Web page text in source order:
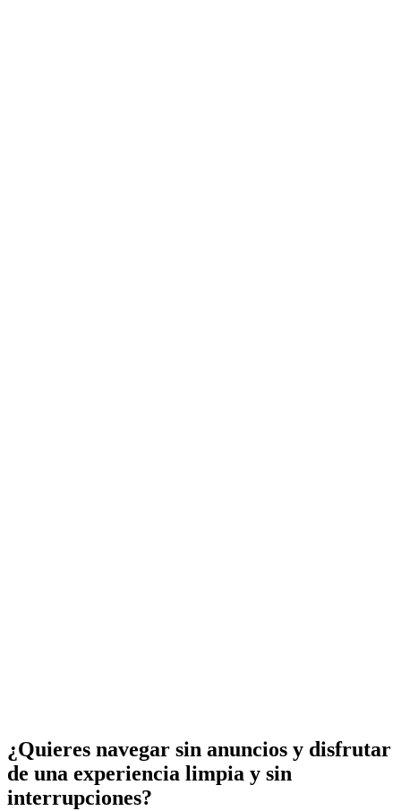
¿Quieres navegar sin anuncios y disfrutar
de una experiencia limpia y sin
interrupciones?